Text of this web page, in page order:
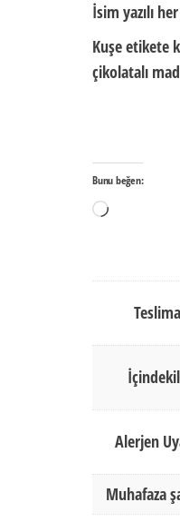
İsim yazılı
Kuşe etikete
çikolatalı
Bunu beğen:
Yükleniyor...
Alerjen
Muhafaza